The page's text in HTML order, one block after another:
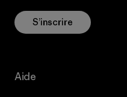
S’inscrire
Aide